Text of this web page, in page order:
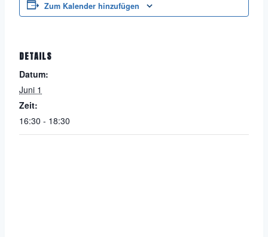
Zum Kalender hinzufügen
DETAILS
Datum:
Juni 1
Zeit:
16:30 - 18:30